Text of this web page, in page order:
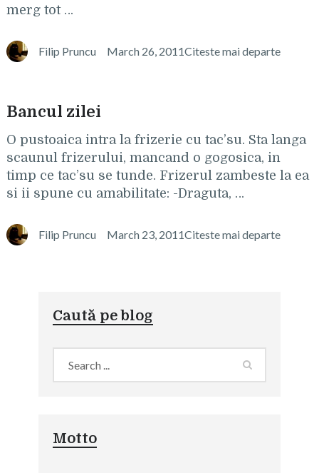
merg tot …
Filip Pruncu March 26, 2011Citeste mai departe
Bancul zilei
O pustoaica intra la frizerie cu tac’su. Sta langa
scaunul frizerului, mancand o gogosica, in
timp ce tac’su se tunde. Frizerul zambeste la ea
si ii spune cu amabilitate: -Draguta, …
Filip Pruncu March 23, 2011Citeste mai departe
Caută pe blog
Motto